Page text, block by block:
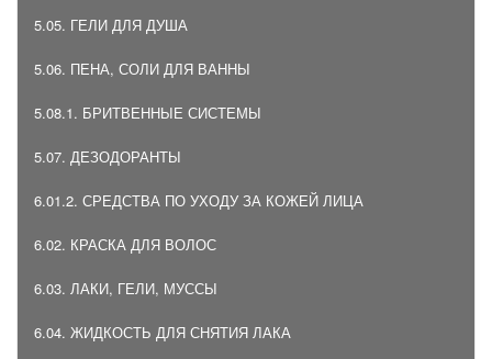
5.05. ГЕЛИ ДЛЯ ДУША
5.06. ПЕНА, СОЛИ ДЛЯ ВАННЫ
5.08.1. БРИТВЕННЫЕ СИСТЕМЫ
5.07. ДЕЗОДОРАНТЫ
6.01.2. СРЕДСТВА ПО УХОДУ ЗА КОЖЕЙ ЛИЦА
6.02. КРАСКА ДЛЯ ВОЛОС
6.03. ЛАКИ, ГЕЛИ, МУССЫ
6.04. ЖИДКОСТЬ ДЛЯ СНЯТИЯ ЛАКА